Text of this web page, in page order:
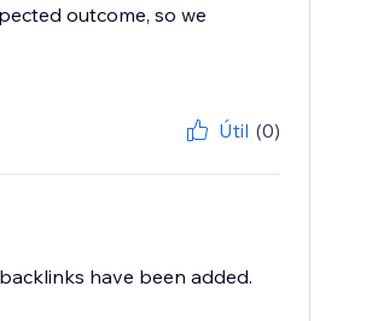
outcome, so we
Útil (0)
have been added.